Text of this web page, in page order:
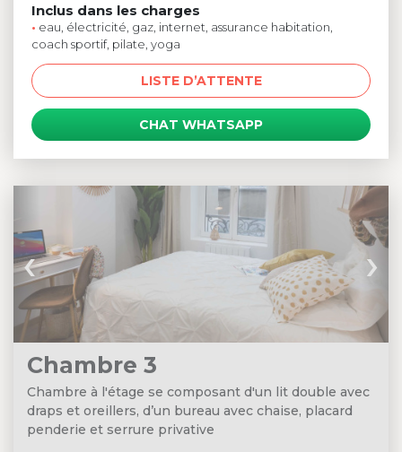
Inclus dans les charges
• eau, électricité, gaz, internet, assurance habitation,
coach sportif, pilate, yoga
LISTE D’ATTENTE
CHAT WHATSAPP
‹ ›
Chambre 3
Chambre à l'étage se composant d'un lit double avec
draps et oreillers, d’un bureau avec chaise, placard
penderie et serrure privative